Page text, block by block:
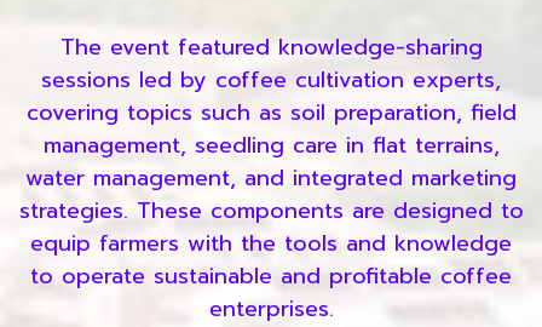
The event featured knowledge-sharing
sessions led by coffee cultivation experts,
covering topics such as soil preparation, field
management, seedling care in flat terrains,
water management, and integrated marketing
strategies. These components are designed to
equip farmers with the tools and knowledge
to operate sustainable and profitable coffee
enterprises.